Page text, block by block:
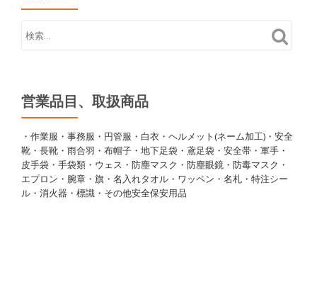
営業品目、取扱商品
・作業服・事務服・円管服・白衣・ヘルメット(ネーム加工)・安全
靴・長靴・雨合羽・布帽子・地下足袋・鳶足袋・安全帯・軍手・
皮手袋・手袋類・ウェス・防塵マスク・防塵眼鏡・防毒マスク・
エプロン・腕章・旗・名入れタオル・ワッペン・名札・特注シー
ル・消火器・標識・その他安全保安用品